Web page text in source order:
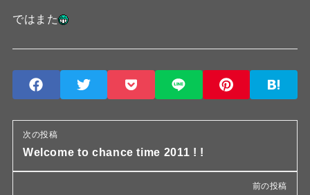
ではまた
次の投稿
Welcome to chance time 2011 ! !
前の投稿